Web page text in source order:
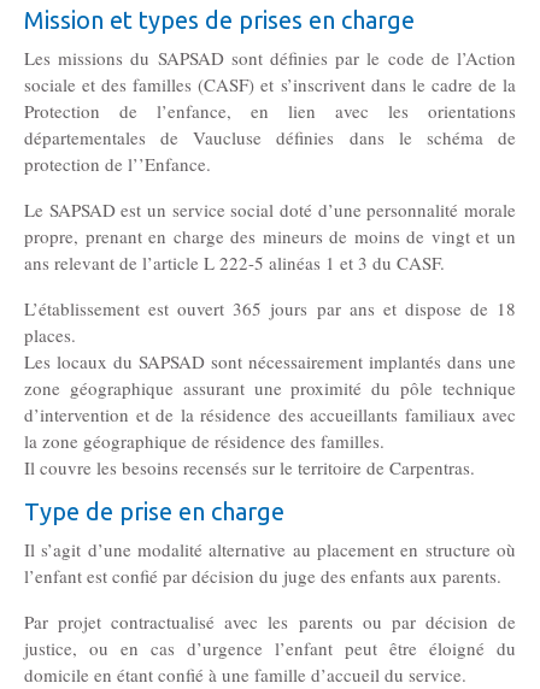
AGBF
MJPM
Placement familial spécialisé
Le Moulin du Vaisseau
La Verdière
Ressources humaines
Offres d’emploi
Offres de stage
Candidatures spontanées
Note de l’index égalité hommes femmes
Mission et types de prises en charge
Les missions du SAPSAD sont définies par le code de l’Action
sociale et des familles (CASF) et s’inscrivent dans le cadre de la
Protection de l’enfance, en lien avec les orientations
départementales de Vaucluse définies dans le schéma de
protection de l’’Enfance.
Le SAPSAD est un service social doté d’une personnalité morale
propre, prenant en charge des mineurs de moins de vingt et un
ans relevant de l’article L 222-5 alinéas 1 et 3 du CASF.
L’établissement est ouvert 365 jours par ans et dispose de 18
places.
Les locaux du SAPSAD sont nécessairement implantés dans une
zone géographique assurant une proximité du pôle technique
d’intervention et de la résidence des accueillants familiaux avec
la zone géographique de résidence des familles.
Il couvre les besoins recensés sur le territoire de Carpentras.
Type de prise en charge
Il s’agit d’une modalité alternative au placement en structure où
l’enfant est confié par décision du juge des enfants aux parents.
Par projet contractualisé avec les parents ou par décision de
justice, ou en cas d’urgence l’enfant peut être éloigné du
domicile en étant confié à une famille d’accueil du service.